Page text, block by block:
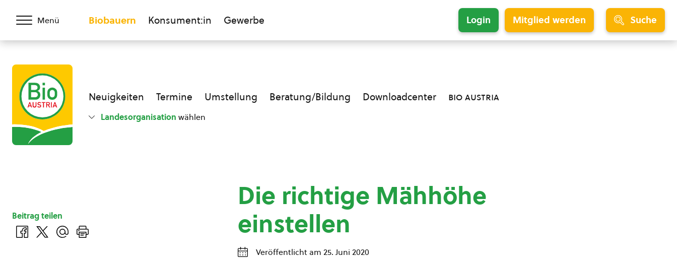
Menü Biobauern Konsument:in Gewerbe Login Mitglied werden Suche
Neuigkeiten Termine Umstellung Beratung/Bildung Downloadcenter bio austria
Landesorganisation wählen
Die richtige Mähhöhe
einstellen
Veröffentlicht am 25. Juni 2020
Beitrag teilen